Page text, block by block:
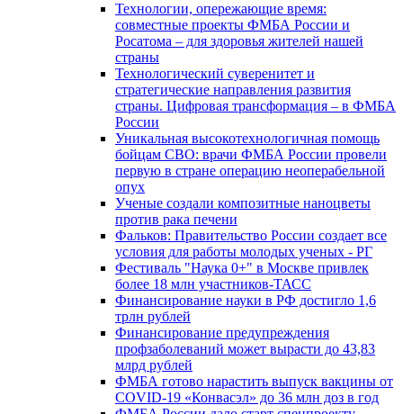
Технологии, опережающие время:
совместные проекты ФМБА России и
Росатома – для здоровья жителей нашей
страны
Технологический суверенитет и
стратегические направления развития
страны. Цифровая трансформация – в ФМБА
России
Уникальная высокотехнологичная помощь
бойцам СВО: врачи ФМБА России провели
первую в стране операцию неоперабельной
опух
Ученые создали композитные наноцветы
против рака печени
Фальков: Правительство России создает все
условия для работы молодых ученых - РГ
Фестиваль "Наука 0+" в Москве привлек
более 18 млн участников-ТАСС
Финансирование науки в РФ достигло 1,6
трлн рублей
Финансирование предупреждения
профзаболеваний может вырасти до 43,83
млрд рублей
ФМБА готово нарастить выпуск вакцины от
COVID-19 «Конвасэл» до 36 млн доз в год